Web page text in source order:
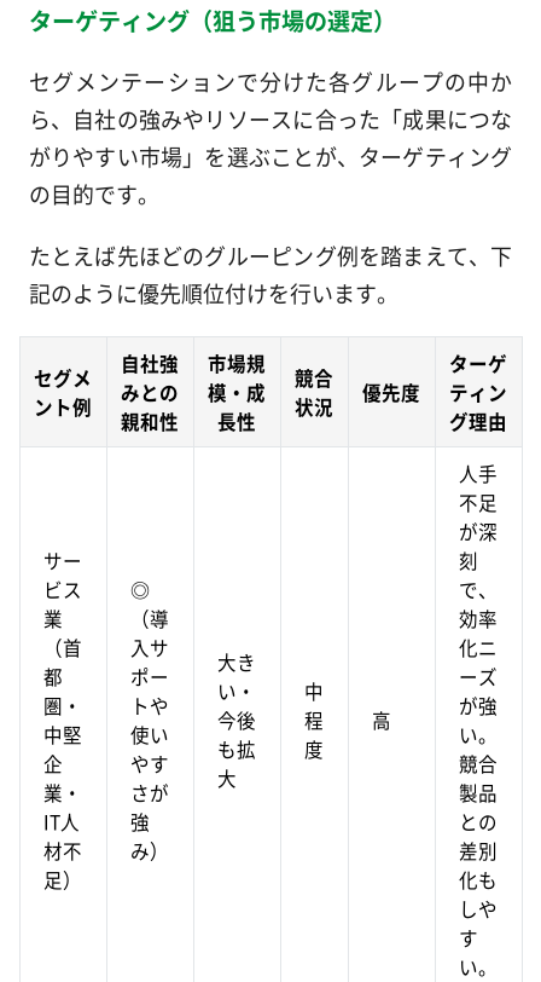
ターゲティング（狙う市場の選定）
セグメンテーションで分けた各グループの中か
ら、自社の強みやリソースに合った「成果につな
がりやすい市場」を選ぶことが、ターゲティング
の目的です。
たとえば先ほどのグルーピング例を踏まえて、下
記のように優先順位付けを行います。
セグメ
ント例
自社強
みとの
親和性
市場規
模・成
長性
競合
状況
優先度
ターゲ
ティン
グ理由
サー
ビス
業
（首
都
圏・
中堅
企
業・
IT人
材不
足）
◎
（導
入サ
ポー
トや
使い
やす
さが
強
み）
大き
い・
今後
も拡
大
中
程
度
高
人手
不足
が深
刻
で、
効率
化ニ
ーズ
が強
い。
競合
製品
との
差別
化も
しや
す
い。